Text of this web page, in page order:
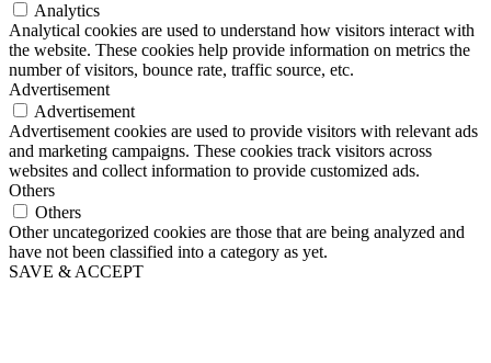
Analytics
Analytical cookies are used to understand how visitors interact with
the website. These cookies help provide information on metrics the
number of visitors, bounce rate, traffic source, etc.
Advertisement
Advertisement
Advertisement cookies are used to provide visitors with relevant ads
and marketing campaigns. These cookies track visitors across
websites and collect information to provide customized ads.
Others
Others
Other uncategorized cookies are those that are being analyzed and
have not been classified into a category as yet.
SAVE & ACCEPT